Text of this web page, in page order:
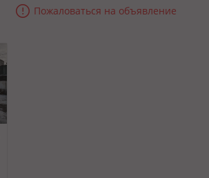
Пожаловаться на объявление